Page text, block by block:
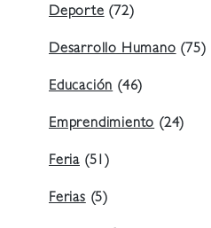
Deporte(72)
Desarrollo Humano(75)
Educación(46)
Emprendimiento(24)
Feria (51)
Ferias(5)